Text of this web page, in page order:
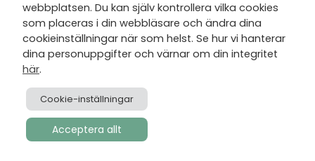
erbjudanden via min e-post.
Skapad av
webbplatsen. Du kan själv kontrollera vilka cookies
som placeras i din webbläsare och ändra dina
cookieinställningar när som helst. Se hur vi hanterar
dina personuppgifter och värnar om din integritet
här.
Cookie-inställningar
Acceptera allt